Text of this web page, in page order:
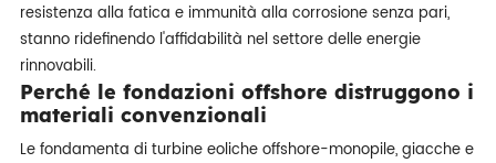
resistenza alla fatica e immunità alla corrosione senza pari,
stanno ridefinendo l'affidabilità nel settore delle energie
rinnovabili.
Perché le fondazioni offshore distruggono i
materiali convenzionali
Le fondamenta di turbine eoliche offshore-monopile, giacche e